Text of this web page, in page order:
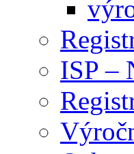
ISP –